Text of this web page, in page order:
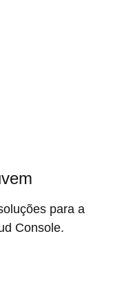
para a
Console.